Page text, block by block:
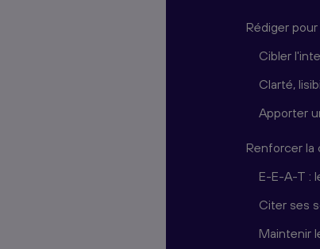
Rédiger
Cibler
Clarté,
Apporter
Renforcer la
E-E-A-T :
Citer ses
Maintenir